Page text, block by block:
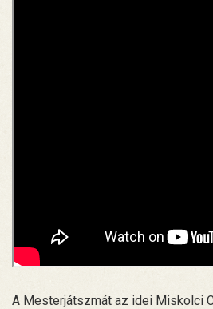
A Mesterjátszmát az idei Miskolci